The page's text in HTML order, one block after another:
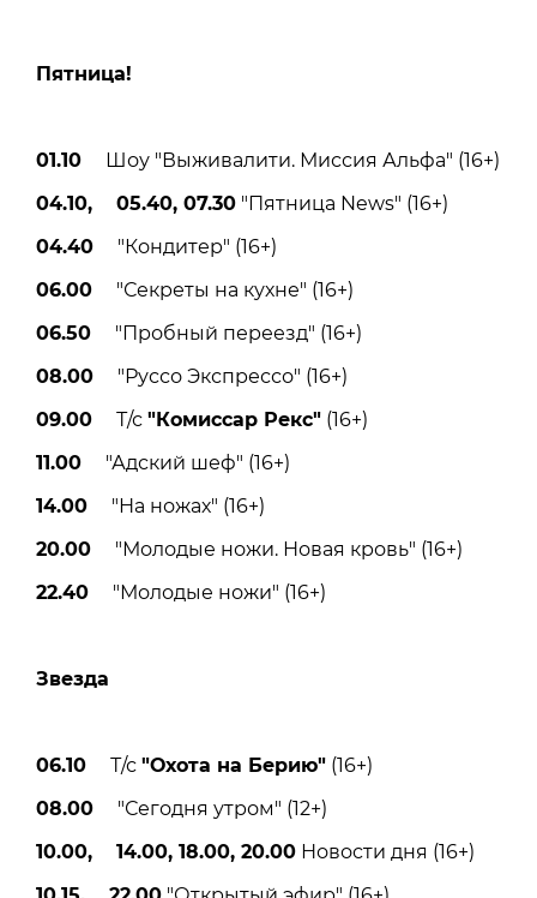
Пятницa!
01.10 Шоу "Выживалити. Миссия Альфа" (16+)
04.10, 05.40, 07.30 "Пятница News" (16+)
04.40 "Кондитер" (16+)
06.00 "Секреты на кухне" (16+)
06.50 "Пробный переезд" (16+)
08.00 "Руссо Экспрессо" (16+)
09.00 Т/с "Комиссар Рекс" (16+)
11.00 "Адский шеф" (16+)
14.00 "На ножах" (16+)
20.00 "Молодые ножи. Новая кровь" (16+)
22.40 "Молодые ножи" (16+)
Звезда
06.10 Т/с "Охота на Берию" (16+)
08.00 "Сегодня утром" (12+)
10.00, 14.00, 18.00, 20.00 Новости дня (16+)